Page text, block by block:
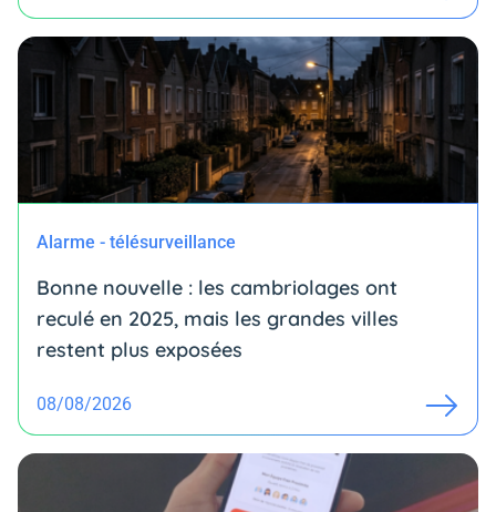
Alarme - télésurveillance
Bonne nouvelle : les cambriolages ont
reculé en 2025, mais les grandes villes
restent plus exposées
08/08/2026